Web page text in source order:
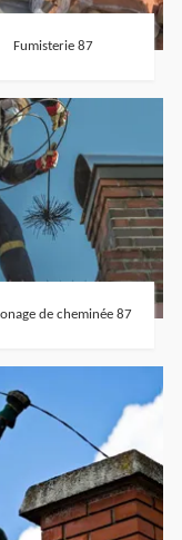
Fumisterie 87
de cheminée 87